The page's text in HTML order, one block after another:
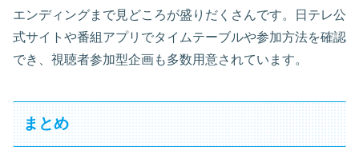
エンディングまで見どころが盛りだくさんです。日テレ公
式サイトや番組アプリでタイムテーブルや参加方法を確認
でき、視聴者参加型企画も多数用意されています。
まとめ